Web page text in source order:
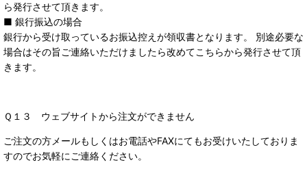
ら発行させて頂きます。
■ 銀行振込の場合
銀行から受け取っているお振込控えが領収書となります。 別途必要な
場合はその旨ご連絡いただけましたら改めてこちらから発行させて頂
きます。
Ｑ１３ ウェブサイトから注文ができません
ご注文の方メールもしくはお電話やFAXにてもお受けいたしておりま
すのでお気軽にご連絡ください。